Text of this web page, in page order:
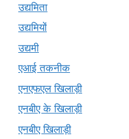
उद्यमिता
उद्यमियों
उद्यमी
एआई तकनीक
एनएफएल खिलाड़ी
एनबीए के खिलाड़ी
एनबीए खिलाड़ी